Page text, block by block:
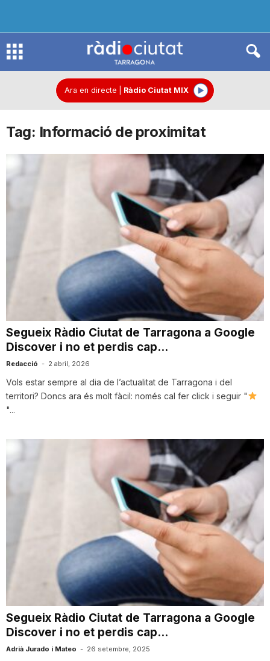
R
d
u
t
a
t
r
Ara en directe Ràdio Ciutat MIX
Tag: Informació de proximitat
Segueix Ràdio Ciutat de Tarragona a Google
Discover i no et perdis cap...
Redacció - 2 abril, 2026
Vols estar sempre al dia de l’actualitat de Tarragona i del
territori? Doncs ara és molt fàcil: només cal fer click i seguir "
"...
Segueix Ràdio Ciutat de Tarragona a Google
Discover i no et perdis cap...
Adrià Jurado i Mateo - 26 setembre, 2025